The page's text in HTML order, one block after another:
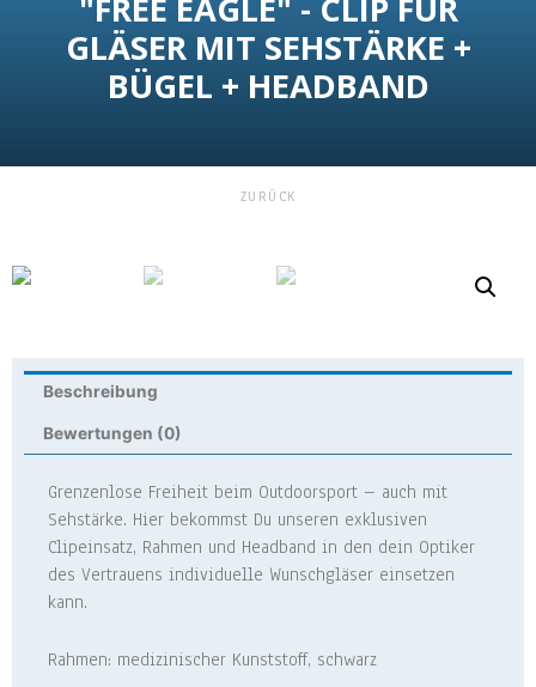
"FREE EAGLE" - CLIP FÜR
GLÄSER MIT SEHSTÄRKE +
BÜGEL + HEADBAND
ZURÜCK
Beschreibung
Bewertungen (0)
Grenzenlose Freiheit beim Outdoorsport – auch mit
Sehstärke. Hier bekommst Du unseren exklusiven
Clipeinsatz, Rahmen und Headband in den dein Optiker
des Vertrauens individuelle Wunschgläser einsetzen
kann.
Rahmen: medizinischer Kunststoff, schwarz